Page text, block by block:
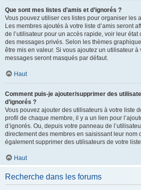
Que sont mes listes d’amis et d’ignorés ?
Vous pouvez utiliser ces listes pour organiser les
Les membres ajoutés à votre liste d’amis seront
de l’utilisateur pour un accès rapide, voir leur
des messages privés. Selon les thèmes
être mis en valeur. Si vous ajoutez un utilisateur à
messages seront masqués par défaut.
Haut
Comment puis-je ajouter/supprimer des
d’ignorés ?
Vous pouvez ajouter des utilisateurs à votre liste
profil de chaque membre, il y a un lien pour
d’ignorés. Ou, depuis votre panneau de
directement des membres en saisissant leur nom
également supprimer des utilisateurs de votre
Haut
Recherche dans les forums